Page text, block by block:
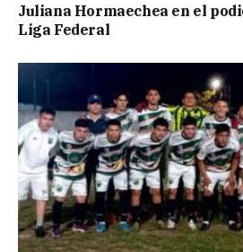
Juliana Hormaechea en el
Liga Federal